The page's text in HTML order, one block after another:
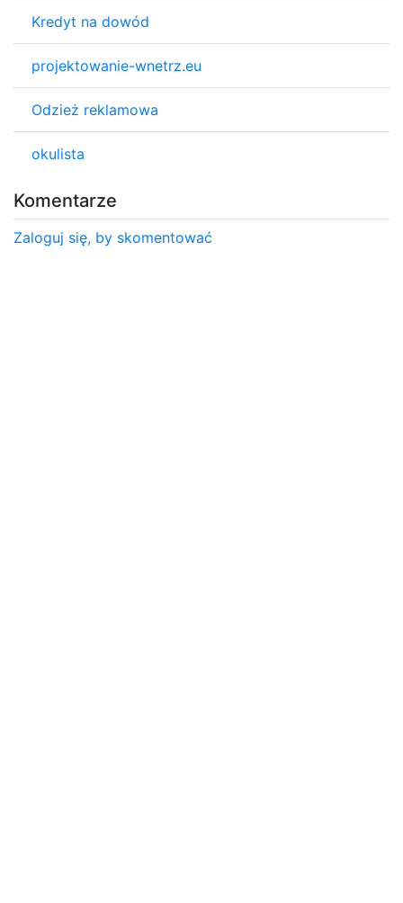
Kredyt na dowód
projektowanie-wnetrz.eu
Odzież reklamowa
okulista
Komentarze
Zaloguj się, by skomentować